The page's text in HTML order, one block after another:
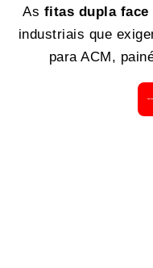
As fitas dupla face
industriais que
para ACM,